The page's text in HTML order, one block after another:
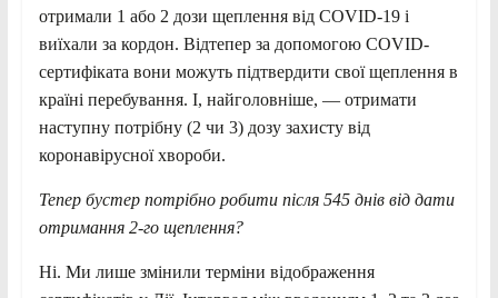
отримали 1 або 2 дози щеплення від COVID-19 і
виїхали за кордон. Відтепер за допомогою COVID-
сертифіката вони можуть підтвердити свої щеплення в
країні перебування. І, найголовніше, — отримати
наступну потрібну (2 чи 3) дозу захисту від
коронавірусної хвороби.
Тепер бустер потрібно робити після 545 днів від дати
отримання 2-го щеплення?
Ні. Ми лише змінили терміни відображення